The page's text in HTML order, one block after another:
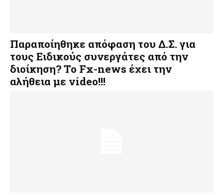
Παραποίηθηκε απόφαση του Δ.Σ. για
τους Ειδικούς συνεργάτες από την
διοίκηση? Το Fx-news έχει την
αλήθεια με video!!!